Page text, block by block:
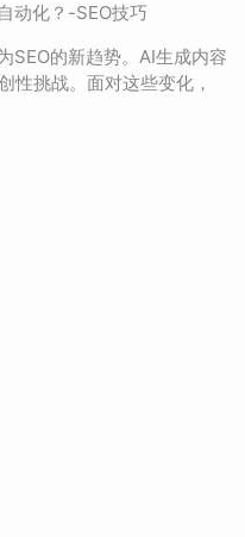
动化？-SEO技巧
SEO的新趋势。AI生成内容
性挑战。面对这些变化，